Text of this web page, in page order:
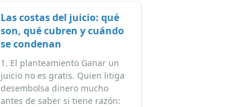
Las costas del juicio: qué
son, qué cubren y cuándo
se condenan
1. El planteamiento Ganar un
juicio no es gratis. Quien litiga
desembolsa dinero mucho
antes de saber si tiene razón: